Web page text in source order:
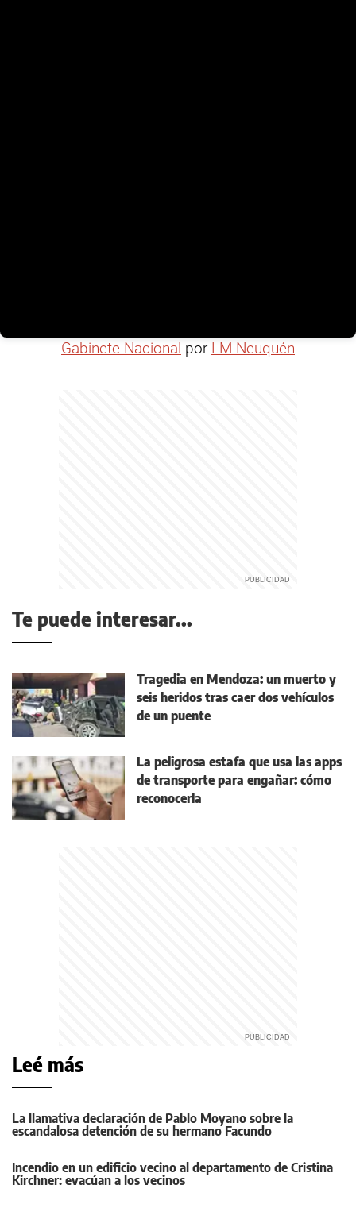
Gabinete Nacional por LM Neuquén
Te puede interesar...
Tragedia en Mendoza: un muerto y
seis heridos tras caer dos vehículos
de un puente
La peligrosa estafa que usa las apps
de transporte para engañar: cómo
reconocerla
Leé más
La llamativa declaración de Pablo Moyano sobre la
escandalosa detención de su hermano Facundo
Incendio en un edificio vecino al departamento de Cristina
Kirchner: evacúan a los vecinos